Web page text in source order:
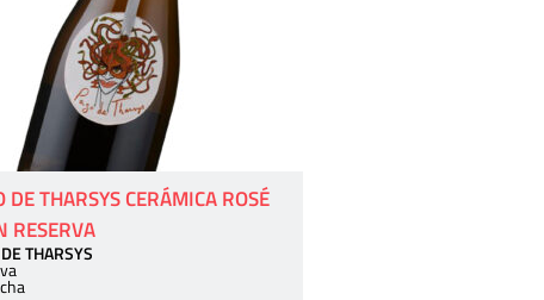
DE THARSYS CERÁMICA ROSÉ
RESERVA
THARSYS